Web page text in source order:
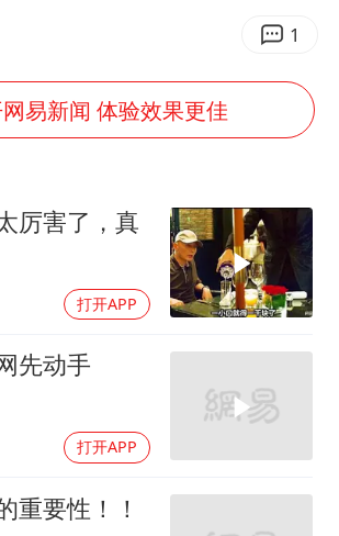
万岁山接盘烂尾恒大文旅城
薛之谦杭州站演唱会取消
店主称换“青海拉面”招牌后生意更好
女儿为争财产堵门阻挠父亲出殡
习近平心系体育强国建设
1
易新闻 体验效果更佳
厉害了，真
打开APP
先动手
打开APP
重要性！！